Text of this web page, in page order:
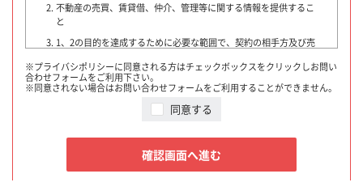
不動産の売買、賃貸借、仲介、管理等に関する情報を提供するこ
と
1、2の目的を達成するために必要な範囲で、契約の相手方及び売
情報を書面又はインターネットで提供する者・団体・広告会社、
融資に関わる金融機関、登記等に関わる司法書士その他専門家、
同意を得た第三者に対して提供すること
機構に通知致します。
指定流通機構は、物件情報及び成約情報（成約情報は、売主
様・買主様・貸主様・借主様の氏名を含まず、物件の概要・契
※プライバシポリシーに同意される方はチェックボックスをクリックしお問い
合わせフォームをご利用下さい。
※同意されない場合はお問い合わせフォームをご利用することができません。
同意する
確認画面へ進む